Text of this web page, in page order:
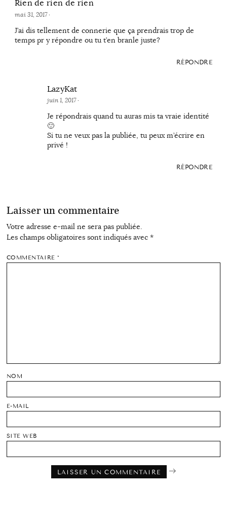
Rien de rien de rien
mai 31, 2017·
J’ai dis tellement de connerie que ça prendrais trop de
temps pr y répondre ou tu t’en branle juste?
RÉPONDRE
LazyKat
juin 1, 2017·
Je répondrais quand tu auras mis ta vraie identité
🙂
Si tu ne veux pas la publiée, tu peux m’écrire en
privé !
RÉPONDRE
Laisser un commentaire
Votre adresse e-mail ne sera pas publiée.
Les champs obligatoires sont indiqués avec *
COMMENTAIRE*
NOM
E-MAIL
SITE WEB